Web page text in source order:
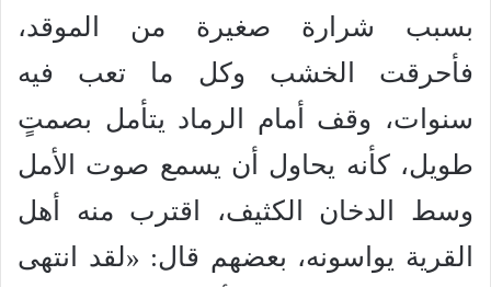
بسبب شرارة صغيرة من الموقد،
فأحرقت الخشب وكل ما تعب فيه
سنوات، وقف أمام الرماد يتأمل بصمتٍ
طويل، كأنه يحاول أن يسمع صوت الأمل
وسط الدخان الكثيف، اقترب منه أهل
القرية يواسونه، بعضهم قال: «لقد انتهى